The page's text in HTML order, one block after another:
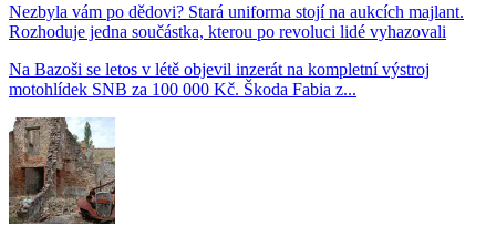
Nezbyla vám po dědovi? Stará uniforma stojí na aukcích majlant.
Rozhoduje jedna součástka, kterou po revoluci lidé vyhazovali
Na Bazoši se letos v létě objevil inzerát na kompletní výstroj
motohlídek SNB za 100 000 Kč. Škoda Fabia z...